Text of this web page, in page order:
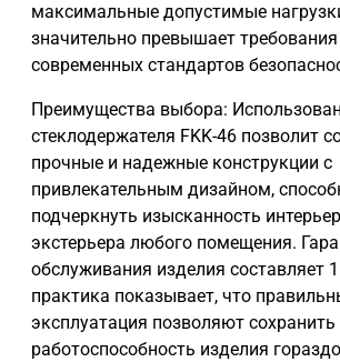
максимальные допустимые
значительно превышает
современных стандартов
Преимущества выбора:
стеклодержателя FKK-46 позволит
прочные и надежные конструкции с
привлекательным дизайном,
подчеркнуть изысканность
экстерьера любого помещения.
обслуживания изделия составляет
практика показывает, что
эксплуатация позволяют сохранить
работоспособность изделия